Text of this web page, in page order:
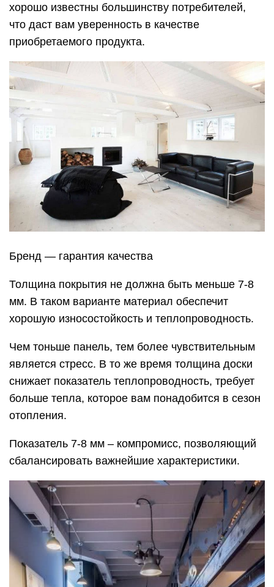
хорошо известны большинству потребителей,
что даст вам уверенность в качестве
приобретаемого продукта.
Бренд — гарантия качества
Толщина покрытия не должна быть меньше 7-8
мм. В таком варианте материал обеспечит
хорошую износостойкость и теплопроводность.
Чем тоньше панель, тем более чувствительным
является стресс. В то же время толщина доски
снижает показатель теплопроводность, требует
больше тепла, которое вам понадобится в сезон
отопления.
Показатель 7-8 мм – компромисс, позволяющий
сбалансировать важнейшие характеристики.